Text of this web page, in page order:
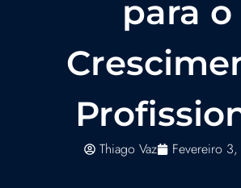
para o
Thiago Vaz Fevereiro